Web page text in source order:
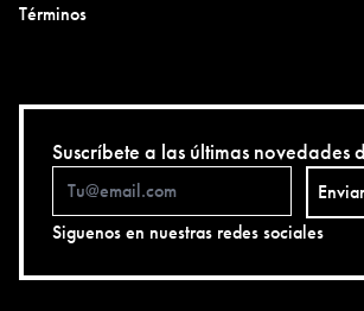
Términos
Suscríbete a las últimas novedades
Enviar
Siguenos en nuestras redes sociales